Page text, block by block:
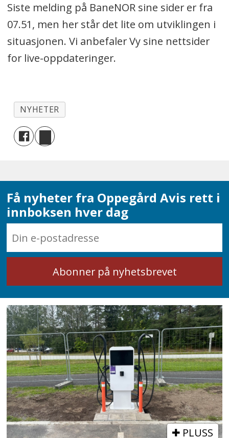
Siste melding på BaneNOR sine sider er fra
07.51, men her står det lite om utviklingen i
situasjonen. Vi anbefaler Vy sine nettsider
for live-oppdateringer.
NYHETER
Få nyheter fra Oppegård Avis rett i
innboksen hver dag
PLUSS